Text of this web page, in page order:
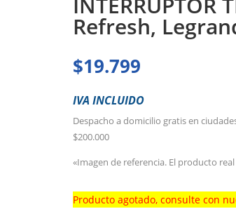
Refresh,
$19.799
IVA INCLUIDO
Despacho a domicilio gratis en
$200.000
«Imagen de referencia. El producto
Producto agotado, consulte con